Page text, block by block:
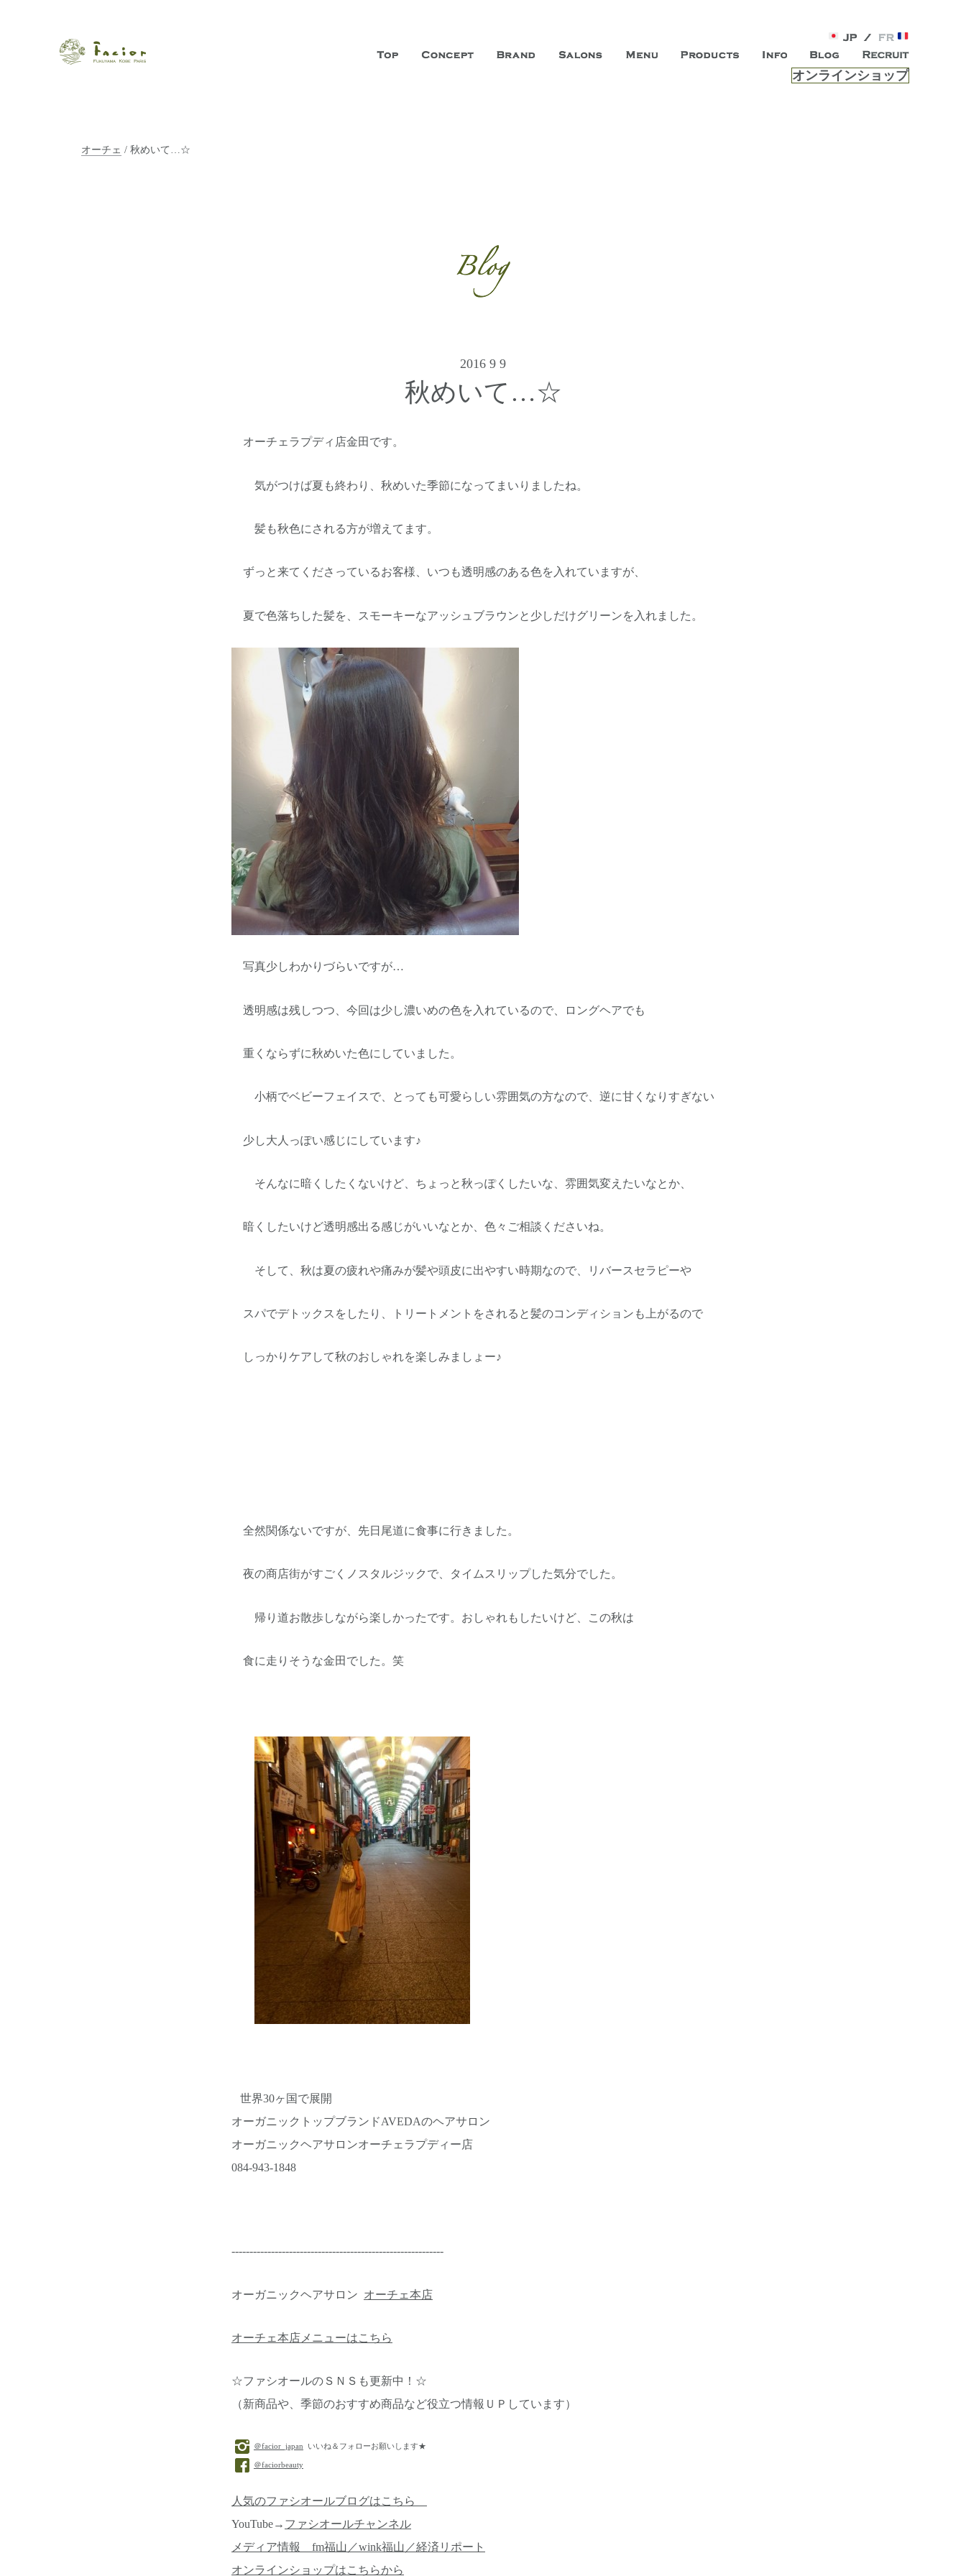
【福山・神戸・Paris】オーガニックエステサロン ファシオールは、 内面から輝く美をトー
瀬戸内から世界に展開するエステサロン「ファシオール」。福山市に3店舗、神戸三宮に「神戸店」 パリサンジェルマン通りに「パリ店」がオープン。お客様のもつ「自らしい美しさ」を追求し、未来の
ポジティブライフを応援します。オーガニックコスメ・商品にこだわり、内面から美しくなることを追求する「本物」の商品・技術・サービスを提供する総合エステサロンです。
オンラインショップ
オーチェ / 秋めいて…☆
2016 9 9
秋めいて…☆
オーチェラプディ店金田です。
気がつけば夏も終わり、秋めいた季節になってまいりましたね。
髪も秋色にされる方が増えてます。
ずっと来てくださっているお客様、いつも透明感のある色を入れていますが、
夏で色落ちした髪を、スモーキーなアッシュブラウンと少しだけグリーンを入れました。
写真少しわかりづらいですが…
透明感は残しつつ、今回は少し濃いめの色を入れているので、ロングヘアでも
重くならずに秋めいた色にしていました。
小柄でベビーフェイスで、とっても可愛らしい雰囲気の方なので、逆に甘くなりすぎない
少し大人っぽい感じにしています♪
そんなに暗くしたくないけど、ちょっと秋っぽくしたいな、雰囲気変えたいなとか、
暗くしたいけど透明感出る感じがいいなとか、色々ご相談くださいね。
そして、秋は夏の疲れや痛みが髪や頭皮に出やすい時期なので、リバースセラピーや
スパでデトックスをしたり、トリートメントをされると髪のコンディションも上がるので
しっかりケアして秋のおしゃれを楽しみましょー♪
全然関係ないですが、先日尾道に食事に行きました。
夜の商店街がすごくノスタルジックで、タイムスリップした気分でした。
帰り道お散歩しながら楽しかったです。おしゃれもしたいけど、この秋は
食に走りそうな金田でした。笑
世界30ヶ国で展開
オーガニックトップブランドAVEDAのヘアサロン
オーガニックヘアサロンオーチェラプディー店
084-943-1848
-----------------------------------------------------------
オーガニックヘアサロン オーチェ本店
オーチェ本店メニューはこちら
☆ファシオールのＳＮＳも更新中！☆
（新商品や、季節のおすすめ商品など役立つ情報ＵＰしています）
＠facior_japan いいね＆フォローお願いします★
＠faciorbeauty
人気のファシオールブログはこちら
YouTube→ ファシオールチャンネル
メディア情報 fm福山／wink福山／経済リポート
オンラインショップはこちらから